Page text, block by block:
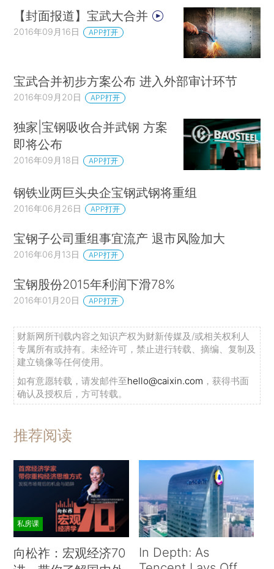
【封面报道】宝武大合并
2016年09月16日 APP打开
宝武合并初步方案公布 进入外部审计环节
2016年09月20日 APP打开
独家|宝钢吸收合并武钢 方案
即将公布
2016年09月18日 APP打开
钢铁业两巨头央企宝钢武钢将重组
2016年06月26日 APP打开
宝钢子公司重组事宜流产 退市风险加大
2016年06月13日 APP打开
宝钢股份2015年利润下滑78%
2016年01月20日 APP打开
财新网所刊载内容之知识产权为财新传媒及/或相关权利人
专属所有或持有。未经许可，禁止进行转载、摘编、复制及
建立镜像等任何使用。
如有意愿转载，请发邮件至hello@caixin.com ，获得书面
确认及授权后，方可转载。
推荐阅读
私房课
向松祚：宏观经济70
In Depth: As